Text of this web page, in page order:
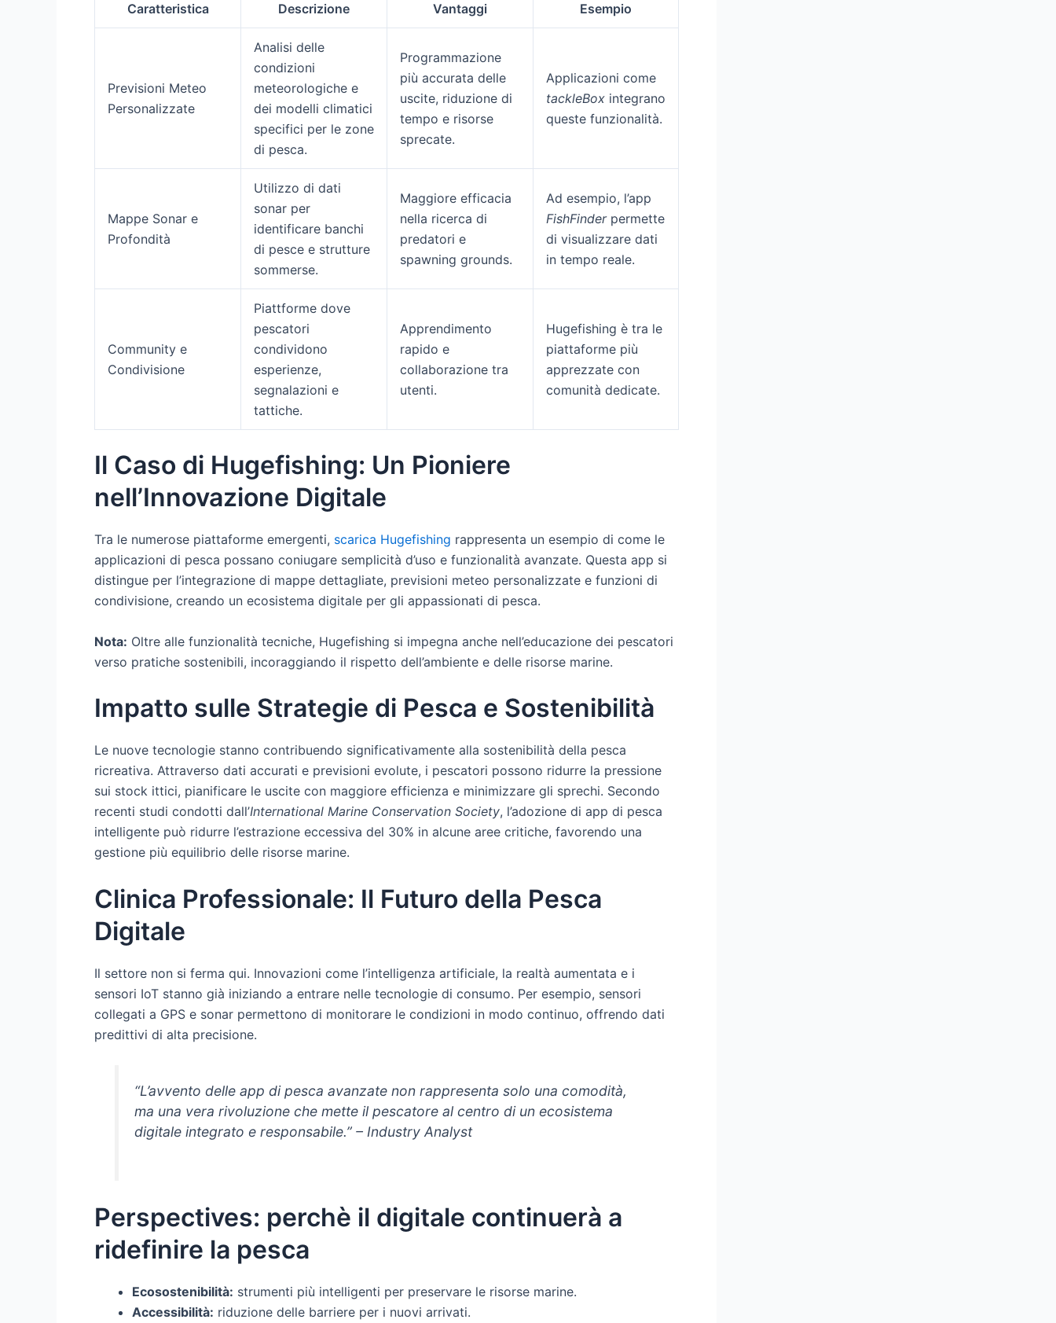
Caratteristica Descrizione Vantaggi Esempio
Previsioni Meteo
Personalizzate
Analisi delle
condizioni
meteorologiche e
dei modelli climatici
specifici per le zone
di pesca.
Programmazione
più accurata delle
uscite, riduzione di
tempo e risorse
sprecate.
Applicazioni come
tackleBox integrano
queste funzionalità.
Mappe Sonar e
Profondità
Utilizzo di dati
sonar per
identificare banchi
di pesce e strutture
sommerse.
Maggiore efficacia
nella ricerca di
predatori e
spawning grounds.
Ad esempio, l’app
FishFinderpermette
di visualizzare dati
in tempo reale.
Community e
Condivisione
Piattforme dove
pescatori
condividono
esperienze,
segnalazioni e
tattiche.
Apprendimento
rapido e
collaborazione tra
utenti.
Hugefishing è tra le
piattaforme più
apprezzate con
comunità dedicate.
Il Caso di Hugefishing: Un Pioniere
nell’Innovazione Digitale
Tra le numerose piattaforme emergenti, scarica Hugefishing rappresenta un esempio di come le
applicazioni di pesca possano coniugare semplicità d’uso e funzionalità avanzate. Questa app si
distingue per l’integrazione di mappe dettagliate, previsioni meteo personalizzate e funzioni di
condivisione, creando un ecosistema digitale per gli appassionati di pesca.
Nota: Oltre alle funzionalità tecniche, Hugefishing si impegna anche nell’educazione dei pescatori
verso pratiche sostenibili, incoraggiando il rispetto dell’ambiente e delle risorse marine.
Impatto sulle Strategie di Pesca e Sostenibilità
Le nuove tecnologie stanno contribuendo significativamente alla sostenibilità della pesca
ricreativa. Attraverso dati accurati e previsioni evolute, i pescatori possono ridurre la pressione
sui stock ittici, pianificare le uscite con maggiore efficienza e minimizzare gli sprechi. Secondo
recenti studi condotti dall’International Marine Conservation Society, l’adozione di app di pesca
intelligente può ridurre l’estrazione eccessiva del 30% in alcune aree critiche, favorendo una
gestione più equilibrio delle risorse marine.
Clinica Professionale: Il Futuro della Pesca
Digitale
Il settore non si ferma qui. Innovazioni come l’intelligenza artificiale, la realtà aumentata e i
sensori IoT stanno già iniziando a entrare nelle tecnologie di consumo. Per esempio, sensori
collegati a GPS e sonar permettono di monitorare le condizioni in modo continuo, offrendo dati
predittivi di alta precisione.
“L’avvento delle app di pesca avanzate non rappresenta solo una comodità,
ma una vera rivoluzione che mette il pescatore al centro di un ecosistema
digitale integrato e responsabile.” – Industry Analyst
Perspectives: perchè il digitale continuerà a
ridefinire la pesca
Ecosostenibilità: strumenti più intelligenti per preservare le risorse marine.
Accessibilità: riduzione delle barriere per i nuovi arrivati.